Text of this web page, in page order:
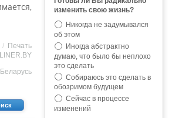
/ Печать
Беларусь
изменить свою жизнь?
Никогда не задумывался
об этом
Иногда абстрактно
думаю, что было бы неплохо
это сделать
Собираюсь это сделать в
обозримом будущем
Сейчас в процессе
изменений